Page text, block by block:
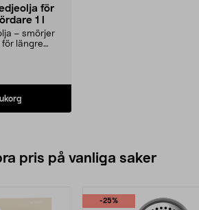
för
1 l
– smörjer
längre
pris på vanliga saker
-25%